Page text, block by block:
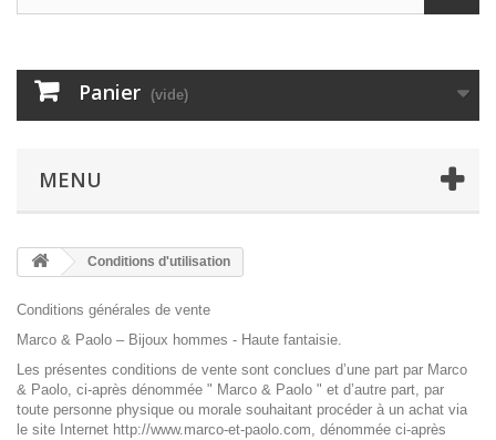
Panier (vide)
MENU
Conditions d'utilisation
Conditions générales de vente
Marco & Paolo – Bijoux hommes - Haute fantaisie.
Les présentes conditions de vente sont conclues d’une part par Marco
& Paolo, ci-après dénommée " Marco & Paolo " et d’autre part, par
toute personne physique ou morale souhaitant procéder à un achat via
le site Internet http://www.marco-et-paolo.com, dénommée ci-après